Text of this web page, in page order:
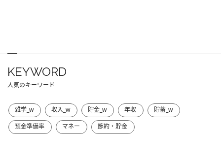
KEYWORD
人気のキーワード
雑学_w 収入_w 貯金_w 年収
貯蓄_w
預金準備率
マネー 節約・貯金